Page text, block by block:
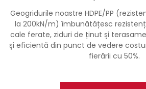
Geogridurile noastre HDPE/PP
la 200kN/m) îmbunătățesc
cale ferate, ziduri de ținut și
și eficientă din punct de vedere
fierării cu 50%.